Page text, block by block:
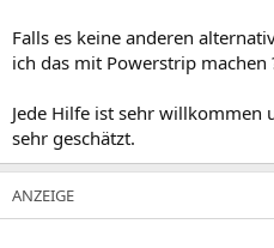
Falls es keine anderen
ich das mit Powerstrip machen
Jede Hilfe ist sehr willkommen
sehr geschätzt.